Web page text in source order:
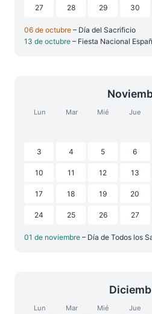
27 28 29 30
06 de octubre – Día del Sacrificio
13 de octubre – Fiesta Nacional
Lun Mar Mié Jue
3 4 5 6
10 11 12 13
17 18 19 20
24 25 26 27
01 de noviembre – Día de Todos los
Lun Mar Mié Jue